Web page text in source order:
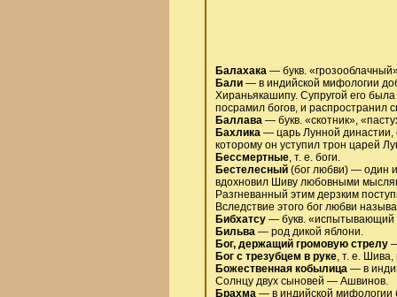
Балахака— букв.
Бали— в индийской мифологии
Хираньякашипу. Супругой его
посрамил богов, и распространил
Баллава— букв. «скотник»,
Бахлика— царь Лунной династии,
которому он уступил трон царей
Бессмертные, т. е. боги.
Бестелесный(бог любви) — один
вдохновил Шиву любовными
Разгневанный этим дерзким
Вследствие этого бог любви
Бибхатсу— букв. «испытывающий
Бильва— род дикой яблони.
Бог, держащий громовую стрелу
Бог с трезубцем в руке, т. е. Шива,
Божественная кобылица— в
Солнцу двух сыновей — Ашвинов.
Брахма— в индийской мифологии